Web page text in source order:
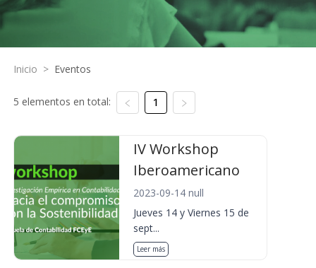
Inicio > Eventos
5 elementos en total: 1
IV Workshop
Iberoamericano
2023-09-14 null
Jueves 14 y Viernes 15 de
sept...
Leer más